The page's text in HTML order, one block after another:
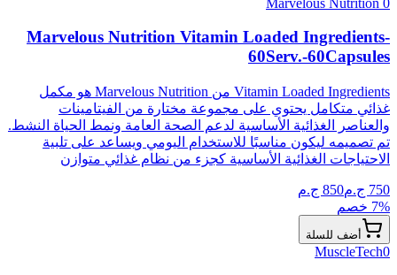
Marvelous Nutrition Vitamin Loaded Ingredients-
60Serv.-60Capsules
Vitamin Loaded Ingredients من Marvelous Nutrition هو مكمل
غذائي متكامل يحتوي على مجموعة مختارة من الفيتامينات
والعناصر الغذائية الأساسية لدعم الصحة العامة ونمط الحياة النشط.
تم تصميمه ليكون مناسبًا للاستخدام اليومي ويساعد على تلبية
الاحتياجات الغذائية الأساسية كجزء من نظام غذائي متوازن
750 ج.م850 ج.م
7% خصم
أضف للسلة
MuscleTech0